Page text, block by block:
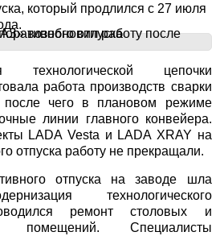
который продлился с 27 июля
цепочки
работа производств сварки
после чего в плановом режиме
линии главного конвейера.
LADA Vesta и LADA XRAY на
отпуска работу не прекращали.
отпуска на заводе шла
технологического
ремонт столовых и
помещений. Специалисты